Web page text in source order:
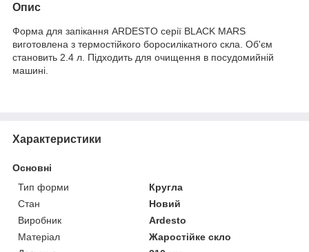
Опис
Форма для запікання ARDESTO серії BLACK MARS
виготовлена з термостійкого боросилікатного скла. Об'єм
становить 2.4 л. Підходить для очищення в посудомийній
машині.
Характеристики
Основні
Тип форми
Кругла
Стан
Новий
Виробник
Ardesto
Матеріал
Жаростійке скло